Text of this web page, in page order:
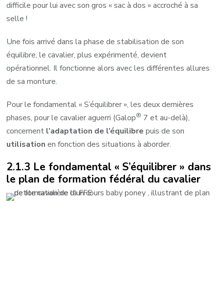
difficile pour lui avec son gros « sac à dos » accroché à sa
selle !
Une fois arrivé dans la phase de stabilisation de son
équilibre, le cavalier, plus expérimenté, devient
opérationnel. Il fonctionne alors avec les différentes allures
de sa monture.
Pour le fondamental « S’équilibrer », les deux dernières
phases, pour le cavalier aguerri (Galop® 7 et au-delà),
concernent l’adaptation de l’équilibre puis de son
utilisation en fonction des situations à aborder.
2.1.3 Le fondamental « S’équilibrer » dans
le plan de formation fédéral du cavalier